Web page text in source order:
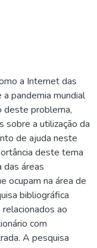
a Internet das
pandemia mundial
deste problema,
sobre a utilização da
de ajuda neste
deste tema
das áreas
ocupam na área de
bibliográfica
ao
com
A pesquisa